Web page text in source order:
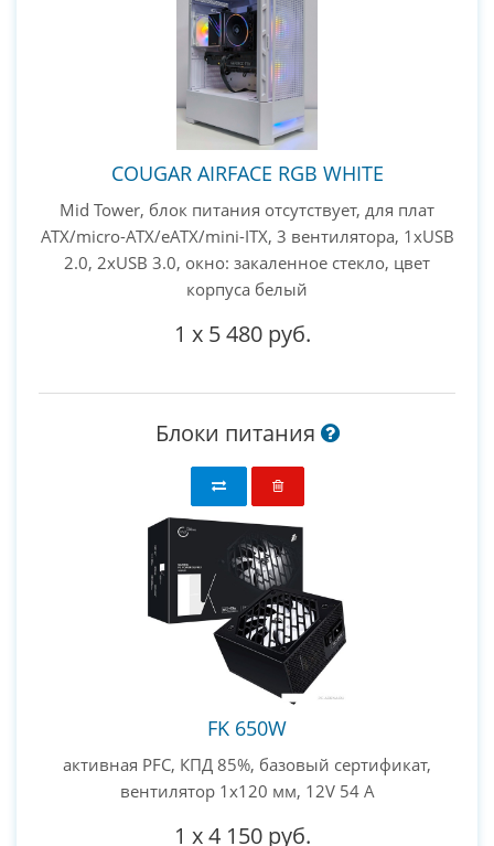
COUGAR AIRFACE RGB WHITE
Mid Tower, блок питания отсутствует, для плат
ATX/micro-ATX/eATX/mini-ITX, 3 вентилятора, 1xUSB
2.0, 2xUSB 3.0, окно: закаленное стекло, цвет
корпуса белый
1 x 5 480 руб.
Блоки питания
FK 650W
активная PFC, КПД 85%, базовый сертификат,
вентилятор 1x120 мм, 12V 54 А
1 x4 150 руб.